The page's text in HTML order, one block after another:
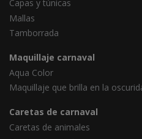
Capas y túnicas
Mallas
Tamborrada
Maquillaje carnaval
Aqua Color
Maquillaje que brilla en la
Caretas de carnaval
Caretas de animales